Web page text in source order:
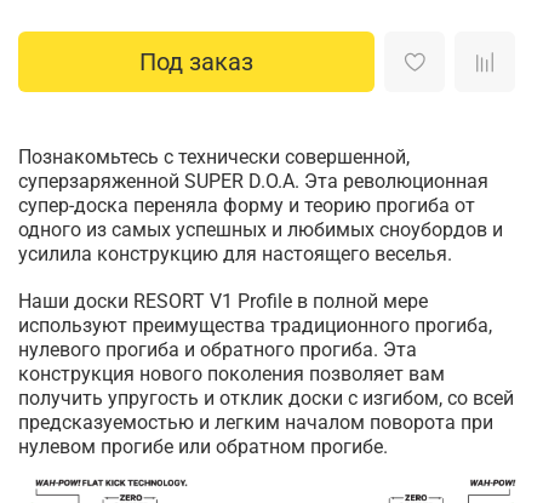
Под заказ
Познакомьтесь с технически совершенной,
суперзаряженной SUPER D.O.A. Эта революционная
супер-доска переняла форму и теорию прогиба от
одного из самых успешных и любимых сноубордов и
усилила конструкцию для настоящего веселья.
Наши доски RESORT V1 Profile в полной мере
используют преимущества традиционного прогиба,
нулевого прогиба и обратного прогиба. Эта
конструкция нового поколения позволяет вам
получить упругость и отклик доски с изгибом, со всей
предсказуемостью и легким началом поворота при
нулевом прогибе или обратном прогибе.